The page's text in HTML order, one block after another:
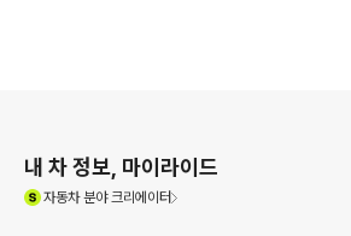
내 차 정보, 마이라이드
자동차분야 크리에이터